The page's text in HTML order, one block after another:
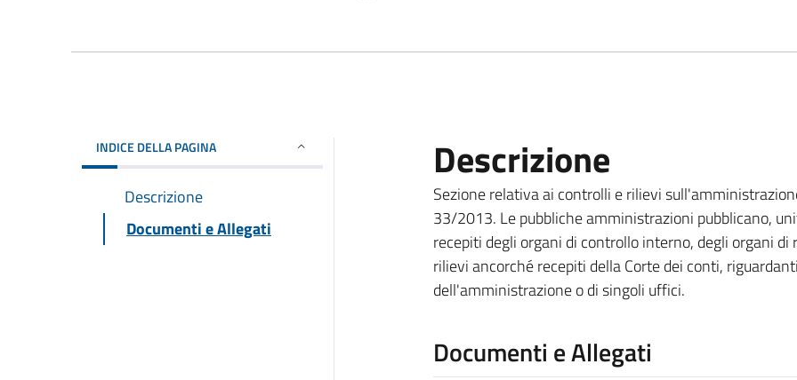
INDICE DELLA PAGINA
Descrizione
Documenti e Allegati
Descrizione
Sezione relativa ai controlli e rilievi
33/2013. Le pubbliche amministrazioni pubblicano,
recepiti degli organi di controllo interno, degli organi
rilievi ancorché recepiti della Corte dei conti,
dell'amministrazione o di singoli uffici.
Documenti e Allegati